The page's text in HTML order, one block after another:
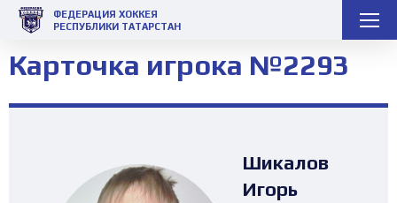
ФЕДЕРАЦИЯ ХОККЕЯ
РЕСПУБЛИКИ ТАТАРСТАН
Карточка игрока №2293
Шикалов
Игорь